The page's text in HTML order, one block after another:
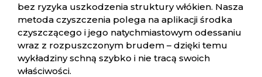
bez ryzyka uszkodzenia struktury włókien. Nasza
metoda czyszczenia polega na aplikacji środka
czyszczącego i jego natychmiastowym odessaniu
wraz z rozpuszczonym brudem – dzięki temu
wykładziny schną szybko i nie tracą swoich
właściwości.